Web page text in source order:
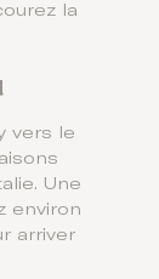
la
vers le
Une
environ
arriver